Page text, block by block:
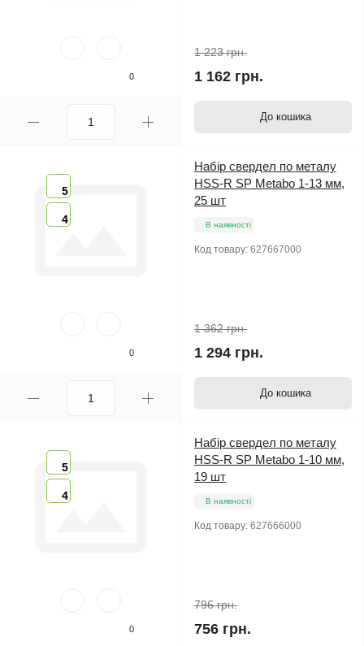
0
1 223 грн.
1 162 грн.
До кошика
5
4
0
Набір свердел по металу
HSS-R SP Metabo 1-13 мм,
25 шт
В наявності
Код товару: 627667000
1 362 грн.
1 294 грн.
До кошика
5
4
0
Набір свердел по металу
HSS-R SP Metabo 1-10 мм,
19 шт
В наявності
Код товару: 627666000
796 грн.
756 грн.